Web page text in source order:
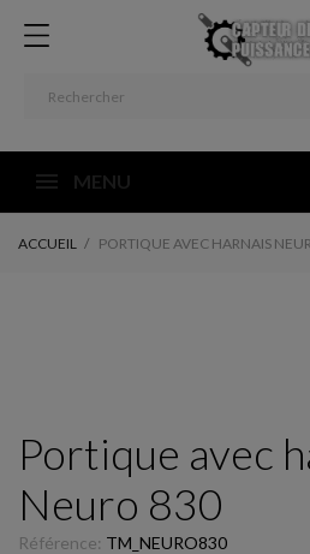
MENU
ACCUEIL PORTIQUE AVEC HARNAIS
Portique avec
Neuro 830
Référence: TM_NEURO830